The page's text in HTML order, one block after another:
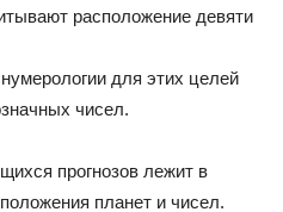
расположение девяти
для этих целей
чисел.
прогнозов лежит в
планет и чисел.